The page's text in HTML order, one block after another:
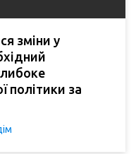
зміни у
політики за